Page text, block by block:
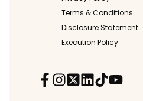
Terms & Conditions
Disclosure Statement
Execution Policy